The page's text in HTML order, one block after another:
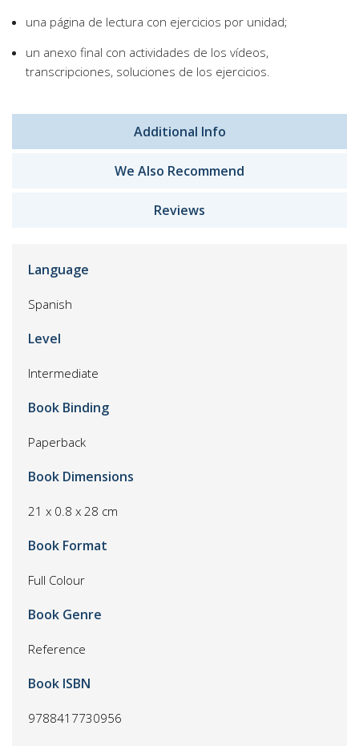
una página de lectura con ejercicios por unidad;
un anexo final con actividades de los vídeos,
transcripciones, soluciones de los ejercicios.
Additional Info
We Also Recommend
Reviews
Language
Spanish
Level
Intermediate
Book Binding
Paperback
Book Dimensions
21 x 0.8 x 28 cm
Book Format
Full Colour
Book Genre
Reference
Book ISBN
9788417730956